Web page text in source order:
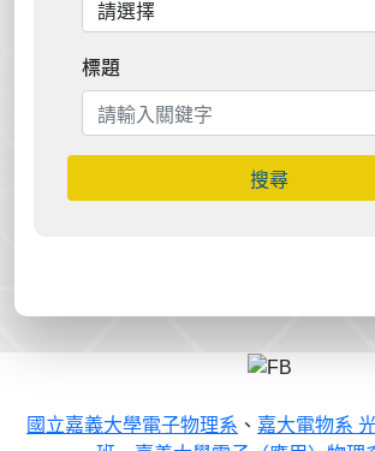
標題
搜尋
國立嘉義大學電子物理系 、 嘉大電物系